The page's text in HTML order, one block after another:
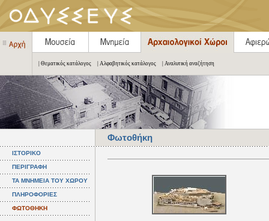
| Θεματικός κατάλογος | Αλφαβητικός κατάλογος | Αναλυτική αναζήτηση
Φωτοθήκη
ΙΣΤΟΡΙΚΟ
ΠΕΡΙΓΡΑΦΗ
ΤΑ ΜΝΗΜΕΙΑ ΤΟΥ ΧΩΡΟΥ
ΠΛΗΡΟΦΟΡΙΕΣ
ΦΩΤΟΘΗΚΗ